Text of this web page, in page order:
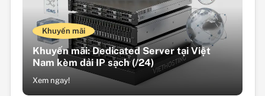
Khuyến mãi
Khuyến mãi: Dedicated Server tại Việt
Nam kèm dải IP sạch (/24)
Xem ngay!